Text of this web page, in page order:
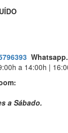
Whatsapp.
a 14:00h |
a Sábado.